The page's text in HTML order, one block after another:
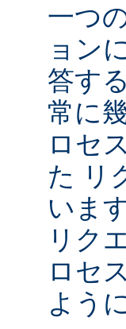
一つ
ョン
答す
常に
ロセ
た リ
いま
リク
ロセ
よう